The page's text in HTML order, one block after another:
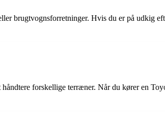
brugtvognsforretninger. Hvis du er på udkig
forskellige terræner. Når du kører en